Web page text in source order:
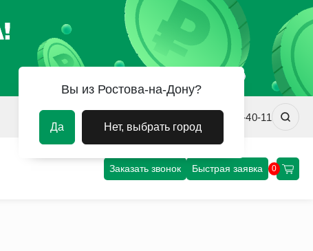
rostov@uvm-steel.ru +7 (863) 322-40-11
Заказать звонок Быстрая заявка 0
Вы из Ростова-на-Дону?
Да Нет, выбрать город